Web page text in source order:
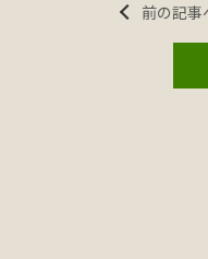
前の記事